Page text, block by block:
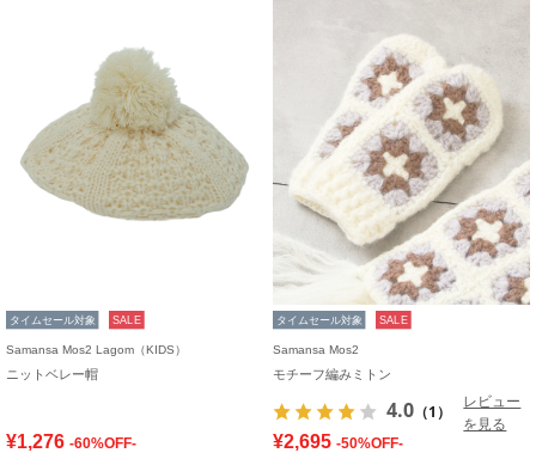
タイムセール対象 SALE
Samansa Mos2 Lagom（KIDS）
ニットベレー帽
¥1,276 -60%OFF-
タイムセール対象 SALE
Samansa Mos2
モチーフ編みミトン
4.0 （1）
レビュー
を見る
¥2,695 -50%OFF-